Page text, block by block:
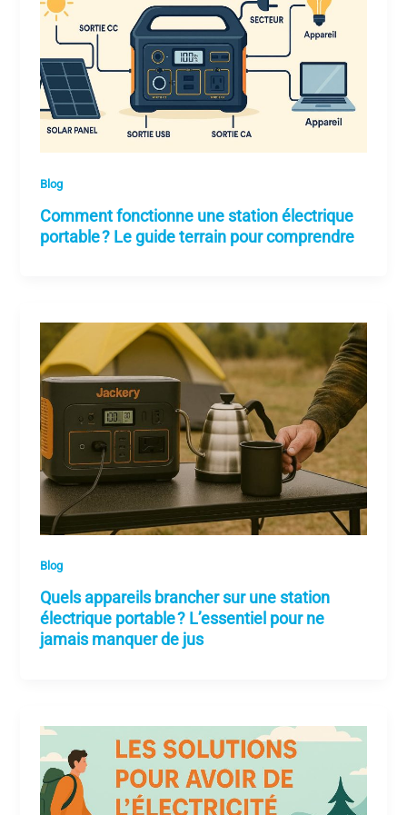
Blog
Comment fonctionne une station électrique
portable ? Le guide terrain pour comprendre
Blog
Quels appareils brancher sur une station
électrique portable ? L’essentiel pour ne
jamais manquer de jus